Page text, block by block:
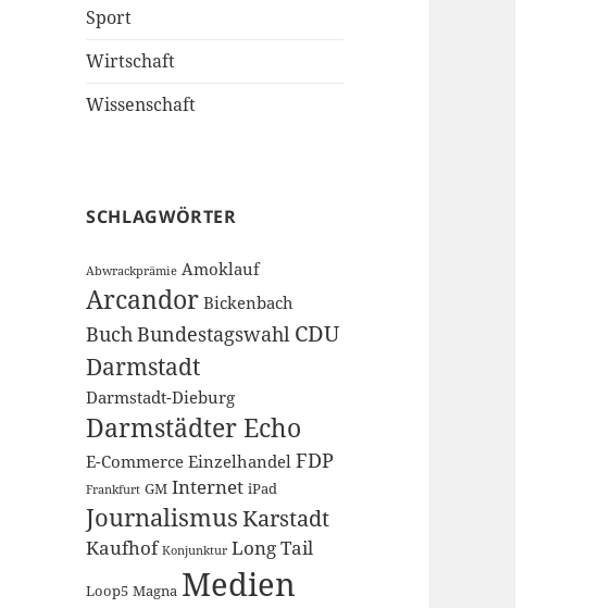
Sport
Wirtschaft
Wissenschaft
SCHLAGWÖRTER
Abwrackprämie Amoklauf
Arcandor Bickenbach
BuchBundestagswahl CDU
Darmstadt
Darmstadt-Dieburg
Darmstädter Echo
E-Commerce Einzelhandel FDP
Frankfurt GM Internet iPad
JournalismusKarstadt
Kaufhof Konjunktur Long Tail
Loop5 Magna Medien